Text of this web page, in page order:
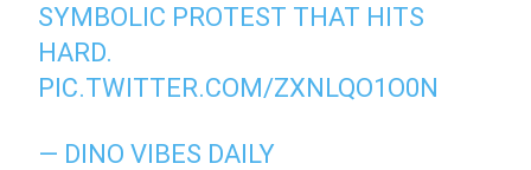
SYMBOLIC PROTEST THAT HITS
HARD.
PIC.TWITTER.COM/ZXNLQO1O0N
— DINO VIBES DAILY